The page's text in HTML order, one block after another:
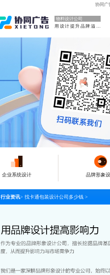
协同广
物料设计公司
用设计提升品牌溢价
企业系统设计 品牌形象
行业资讯> 找卡通包装设计公司多少钱 >